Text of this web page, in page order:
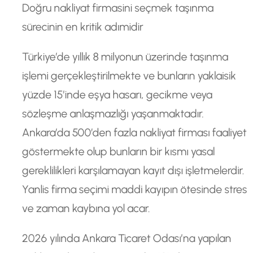
Doğru nakliyat firmasini seçmek taşınma
sürecinin en kritik adımidir
Türkiye’de yıllık 8 milyonun üzerinde taşınma
işlemi gerçekleştirilmekte ve bunların yaklaisik
yüzde 15’inde eşya hasarı, gecikme veya
sözleşme anlaşmazlığı yaşanmaktadır.
Ankara’da 500’den fazla nakliyat firması faaliyet
göstermekte olup bunların bir kısmı yasal
gereklilikleri karşılamayan kayıt dışı işletmelerdir.
Yanlis firma seçimi maddi kayıpın ötesinde stres
ve zaman kaybına yol acar.
2026 yılında Ankara Ticaret Odası’na yapılan